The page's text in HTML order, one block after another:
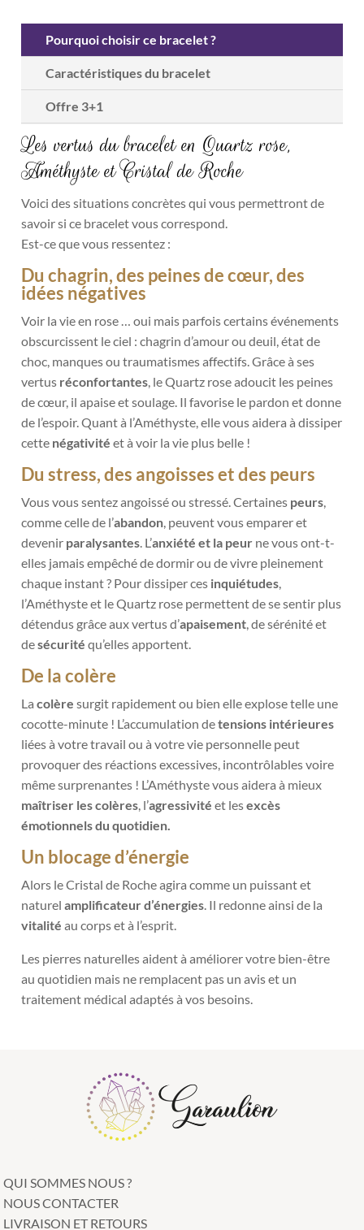
Pourquoi choisir ce bracelet ?
Caractéristiques du bracelet
Offre 3+1
Les vertus du bracelet en Quartz rose,
Améthyste et Cristal de Roche
Voici des situations concrètes qui vous permettront de
savoir si ce bracelet vous correspond.
Est-ce que vous ressentez :
Du chagrin, des peines de cœur, des
idées négatives
Voir la vie en rose … oui mais parfois certains événements
obscurcissent le ciel : chagrin d’amour ou deuil, état de
choc, manques ou traumatismes affectifs. Grâce à ses
vertus réconfortantes, le Quartz rose adoucit les peines
de cœur, il apaise et soulage. Il favorise le pardon et donne
de l’espoir. Quant à l’Améthyste, elle vous aidera à dissiper
cette négativité et à voir la vie plus belle !
Du stress, des angoisses et des peurs
Vous vous sentez angoissé ou stressé. Certaines peurs,
comme celle de l’abandon, peuvent vous emparer et
devenir paralysantes. L’anxiété et la peur ne vous ont-t-
elles jamais empêché de dormir ou de vivre pleinement
chaque instant ? Pour dissiper ces inquiétudes,
l’Améthyste et le Quartz rose permettent de se sentir plus
détendus grâce aux vertusd’apaisement, de sérénité et
desécurité qu’elles apportent.
De la colère
La colère surgit rapidement ou bien elle explose telle une
cocotte-minute ! L’accumulation detensions intérieures
liées à votre travail ou à votre vie personnelle peut
provoquer des réactions excessives, incontrôlables voire
même surprenantes ! L’Améthyste vous aidera à mieux
maîtriser les colères, l’agressivité et lesexcès
émotionnels du quotidien.
Un blocage d’énergie
Alors le Cristal de Roche agira comme un puissant et
naturelamplificateur d’énergies. Il redonne ainsi de la
vitalité au corps et à l’esprit.
Les pierres naturelles aident à améliorer votre bien-être
au quotidien mais ne remplacent pas un avis et un
traitement médical adaptés à vos besoins.
QUI SOMMES NOUS ?
NOUS CONTACTER
LIVRAISON ET RETOURS